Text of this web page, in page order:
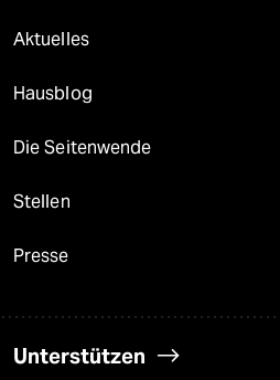
Aktuelles
Hausblog
Die Seitenwende
Stellen
Presse
Unterstützen